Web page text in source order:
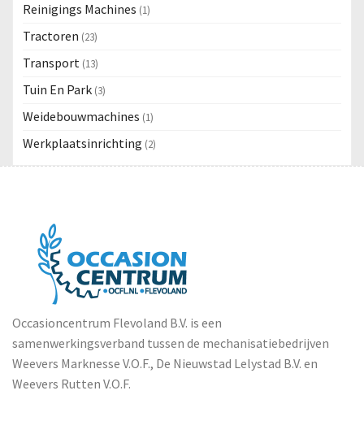
Reinigings Machines (1)
Tractoren (23)
Transport (13)
Tuin En Park (3)
Weidebouwmachines (1)
Werkplaatsinrichting (2)
Occasioncentrum Flevoland B.V. is een
samenwerkingsverband tussen de mechanisatiebedrijven
Weevers Marknesse V.O.F., De Nieuwstad Lelystad B.V. en
Weevers Rutten V.O.F.